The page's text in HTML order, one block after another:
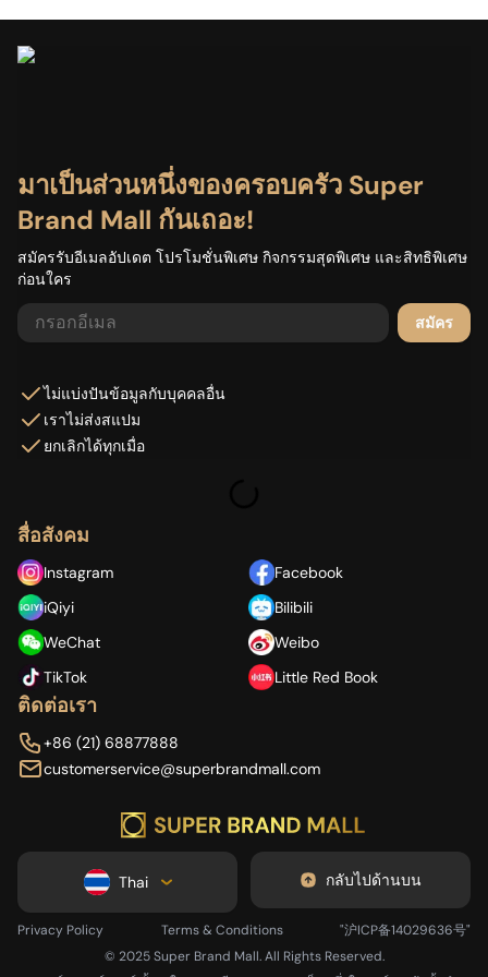
กำลังโหลด...
มาเป็นส่วนหนึ่งของครอบครัว Super
Brand Mall กันเถอะ!
สมัครรับอีเมลอัปเดต โปรโมชั่นพิเศษ กิจกรรมสุดพิเศษ และสิทธิพิเศษ
ก่อนใคร
สมัคร
ไม่แบ่งปันข้อมูลกับบุคคลอื่น
เราไม่ส่งสแปม
ยกเลิกได้ทุกเมื่อ
สื่อสังคม
Instagram
Facebook
iQiyi
Bilibili
WeChat
Weibo
TikTok
Little Red Book
ติดต่อเรา
+86 (21) 68877888
customerservice@superbrandmall.com
Thai กลับไปด้านบน
Privacy Policy Terms & Conditions
"沪ICP备14029636号"
© 2025 Super Brand Mall. All Rights Reserved.